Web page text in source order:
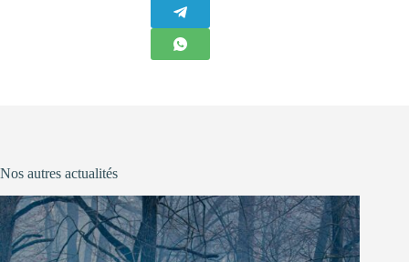
Nos autres actualités